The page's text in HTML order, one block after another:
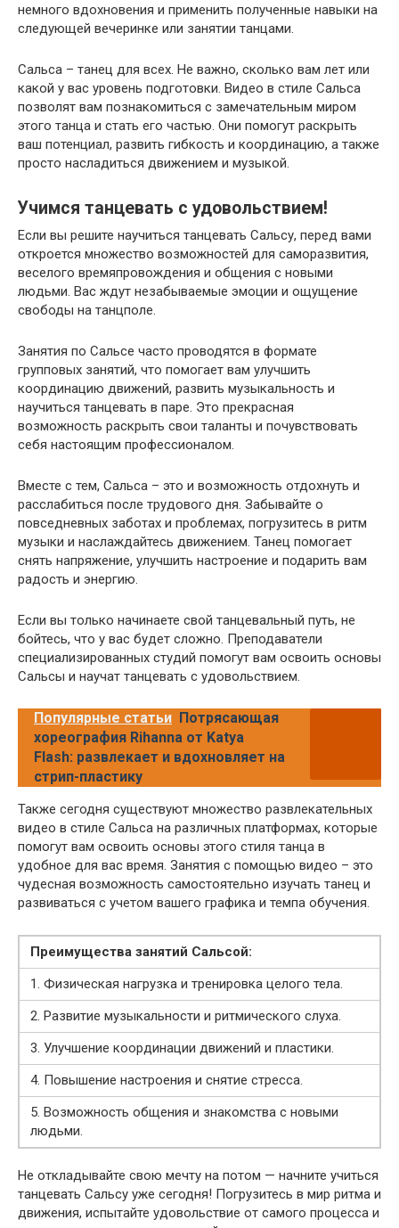
немного вдохновения и применить полученные навыки на
следующей вечеринке или занятии танцами.
Сальса – танец для всех. Не важно, сколько вам лет или
какой у вас уровень подготовки. Видео в стиле Сальса
позволят вам познакомиться с замечательным миром
этого танца и стать его частью. Они помогут раскрыть
ваш потенциал, развить гибкость и координацию, а также
просто насладиться движением и музыкой.
Учимся танцевать с удовольствием!
Если вы решите научиться танцевать Сальсу, перед вами
откроется множество возможностей для саморазвития,
веселого времяпровождения и общения с новыми
людьми. Вас ждут незабываемые эмоции и ощущение
свободы на танцполе.
Занятия по Сальсе часто проводятся в формате
групповых занятий, что помогает вам улучшить
координацию движений, развить музыкальность и
научиться танцевать в паре. Это прекрасная
возможность раскрыть свои таланты и почувствовать
себя настоящим профессионалом.
Вместе с тем, Сальса – это и возможность отдохнуть и
расслабиться после трудового дня. Забывайте о
повседневных заботах и проблемах, погрузитесь в ритм
музыки и наслаждайтесь движением. Танец помогает
снять напряжение, улучшить настроение и подарить вам
радость и энергию.
Если вы только начинаете свой танцевальный путь, не
бойтесь, что у вас будет сложно. Преподаватели
специализированных студий помогут вам освоить основы
Сальсы и научат танцевать с удовольствием.
Популярные статьи Потрясающая
хореография Rihanna от Katya
Flash: развлекает и вдохновляет на
стрип-пластику
Также сегодня существуют множество развлекательных
видео в стиле Сальса на различных платформах, которые
помогут вам освоить основы этого стиля танца в
удобное для вас время. Занятия с помощью видео – это
чудесная возможность самостоятельно изучать танец и
развиваться с учетом вашего графика и темпа обучения.
Преимущества занятий Сальсой:
1. Физическая нагрузка и тренировка целого тела.
2. Развитие музыкальности и ритмического слуха.
3. Улучшение координации движений и пластики.
4. Повышение настроения и снятие стресса.
5. Возможность общения и знакомства с новыми
людьми.
Не откладывайте свою мечту на потом — начните учиться
танцевать Сальсу уже сегодня! Погрузитесь в мир ритма и
движения, испытайте удовольствие от самого процесса и